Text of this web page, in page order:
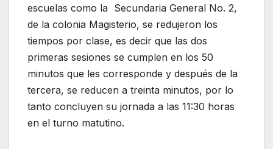
escuelas como la Secundaria General No. 2,
de la colonia Magisterio, se redujeron los
tiempos por clase, es decir que las dos
primeras sesiones se cumplen en los 50
minutos que les corresponde y después de la
tercera, se reducen a treinta minutos, por lo
tanto concluyen su jornada a las 11:30 horas
en el turno matutino.